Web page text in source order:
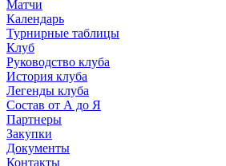
Матчи
Календарь
Турнирные таблицы
Клуб
Руководство клуба
История клуба
Легенды клуба
Состав от А до Я
Партнеры
Закупки
Документы
Контакты